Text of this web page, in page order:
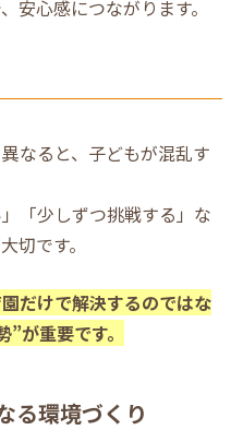
安心感につながります。
なると、子どもが混乱す
「少しずつ挑戦する」な
切です。
だけで解決するのではな
が重要です。
る環境づくり